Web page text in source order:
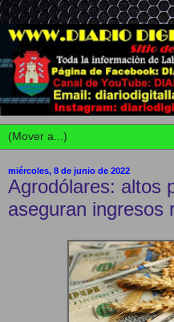
miércoles, 8 de junio de 2022
Agrodólares: altos
aseguran ingresos